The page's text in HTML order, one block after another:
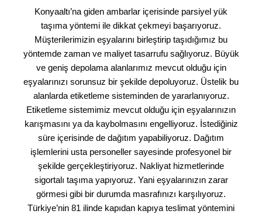
Konyaaltı’na giden ambarlar içerisinde parsiyel yük
taşıma yöntemi ile dikkat çekmeyi başarıyoruz.
Müşterilerimizin eşyalarını birleştirip taşıdığımız bu
yöntemde zaman ve maliyet tasarrufu sağlıyoruz. Büyük
ve geniş depolama alanlarımız mevcut olduğu için
eşyalarınızı sorunsuz bir şekilde depoluyoruz. Üstelik bu
alanlarda etiketleme sisteminden de yararlanıyoruz.
Etiketleme sistemimiz mevcut olduğu için eşyalarınızın
karışmasını ya da kaybolmasını engelliyoruz. İstediğiniz
süre içerisinde de dağıtım yapabiliyoruz. Dağıtım
işlemlerini usta personeller sayesinde profesyonel bir
şekilde gerçekleştiriyoruz. Nakliyat hizmetlerinde
sigortalı taşıma yapıyoruz. Yani eşyalarınızın zarar
görmesi gibi bir durumda masrafınızı karşılıyoruz.
Türkiye’nin 81 ilinde kapıdan kapıya teslimat yöntemini